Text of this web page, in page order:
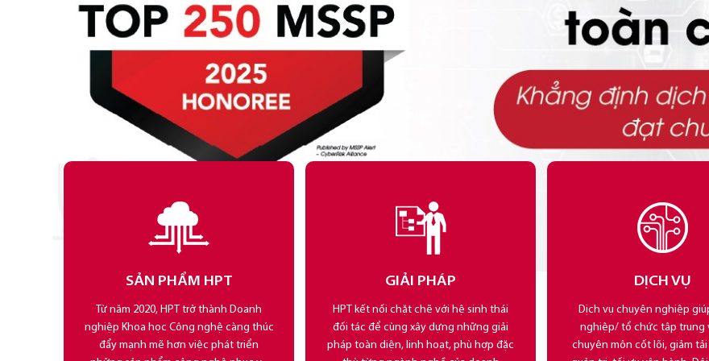
SẢN PHẨM HPT
Từ năm 2020, HPT trở thành Doanh
nghiệp Khoa học Công nghệ càng thúc
đẩy mạnh mẽ hơn việc phát triển
GIẢI PHÁP
HPT kết nối chặt chẽ với hệ sinh thái
đối tác để cùng xây dựng những giải
pháp toàn diện, linh hoạt, phù hợp đặc
DỊCH VỤ
Dịch vụ chuyên nghiệp
nghiệp/ tổ chức tập trung
chuyên môn cốt lõi, giảm